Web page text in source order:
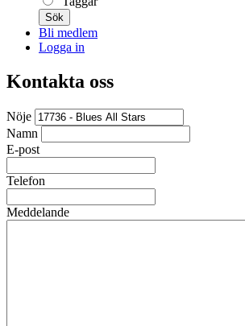
Sök
Bli medlem
Logga in
Kontakta oss
Nöje
Namn
E-post
Telefon
Meddelande